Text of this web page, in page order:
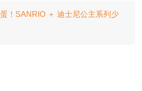
！SANRIO ＋ 迪士尼公主系列少